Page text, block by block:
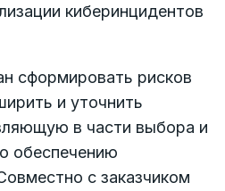
киберинцидентов
сформировать рисков
и уточнить
в части выбора и
обеспечению
с заказчиком